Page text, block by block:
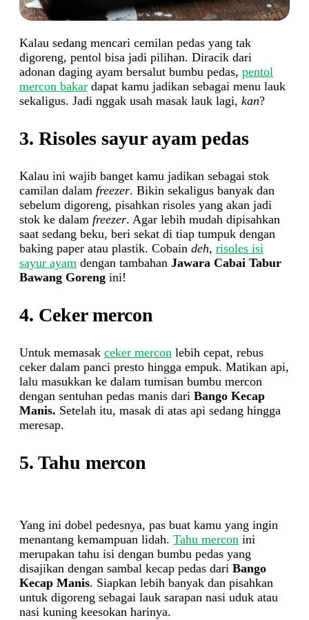
Kalau sedang mencari cemilan pedas yang tak
digoreng, pentol bisa jadi pilihan. Diracik dari
adonan daging ayam bersalut bumbu pedas, pentol
mercon bakar dapat kamu jadikan sebagai menu lauk
sekaligus. Jadi nggak usah masak lauk lagi, kan?
3. Risoles sayur ayam pedas
Kalau ini wajib banget kamu jadikan sebagai stok
camilan dalam freezer. Bikin sekaligus banyak dan
sebelum digoreng, pisahkan risoles yang akan jadi
stok ke dalam freezer. Agar lebih mudah dipisahkan
saat sedang beku, beri sekat di tiap tumpuk dengan
baking paper atau plastik. Cobain deh, risoles isi
sayur ayam dengan tambahan Jawara Cabai Tabur
Bawang Goreng ini!
4. Ceker mercon
Untuk memasak ceker mercon lebih cepat, rebus
ceker dalam panci presto hingga empuk. Matikan api,
lalu masukkan ke dalam tumisan bumbu mercon
dengan sentuhan pedas manis dari Bango Kecap
Manis. Setelah itu, masak di atas api sedang hingga
meresap.
5. Tahu mercon
Yang ini dobel pedesnya, pas buat kamu yang ingin
menantang kemampuan lidah. Tahu mercon ini
merupakan tahu isi dengan bumbu pedas yang
disajikan dengan sambal kecap pedas dari Bango
Kecap Manis. Siapkan lebih banyak dan pisahkan
untuk digoreng sebagai lauk sarapan nasi uduk atau
nasi kuning keesokan harinya.